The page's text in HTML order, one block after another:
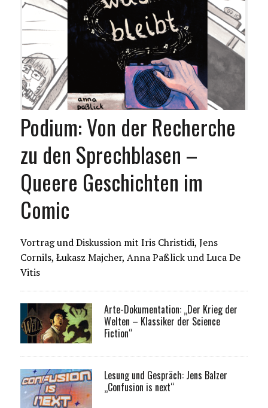
Podium: Von der Recherche
zu den Sprechblasen –
Queere Geschichten im
Comic
Vortrag und Diskussion mit Iris Christidi, Jens
Cornils, Łukasz Majcher, Anna Paßlick und Luca De
Vitis
Arte-Dokumentation: „Der Krieg der
Welten – Klassiker der Science
Fiction“
Lesung und Gespräch: Jens Balzer
„Confusion is next“